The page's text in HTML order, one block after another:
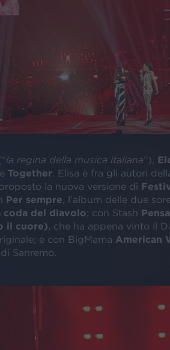
la regina della musica italiana”),
e Together . Elisa è fra gli autori
la nuova versione di
Per sempre , l’album delle due
coda del diavolo; con Stash
il cuore) , che ha appena vinto il
e con BigMama American
Sanremo.